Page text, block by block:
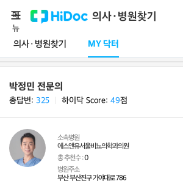
의사·병원찾기
의사·병원찾기 MY 닥터
메
뉴
박정민 전문의
총답변: 325 하이닥 Score: 49점
소속병원
에스앤유서울비뇨의학과의원
총 추천수 :0
병원주소
부산 부산진구 가야대로 786